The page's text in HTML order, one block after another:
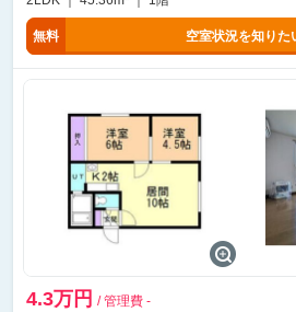
無料 空室状況を知りた
4.3万円 / 管理費 -